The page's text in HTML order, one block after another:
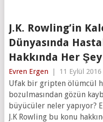
J.K. Rowling’in
Dünyasında
Hakkında Her Şey
Evren Ergen | 11 Eylül 2016
Ufak bir gripten ölümcül
bozulmasından gözün
büyücüler neler yapıyor?
J.K Rowling bu konu